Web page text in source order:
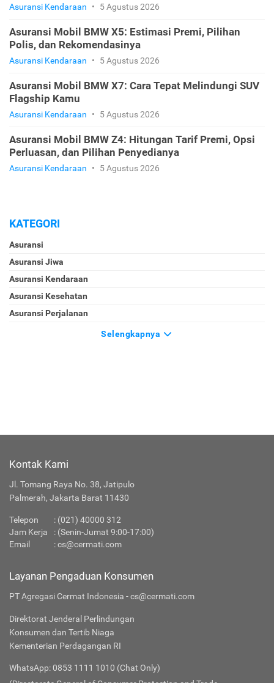
Asuransi Kendaraan • 5 Agustus 2026
Asuransi Mobil BMW X5: Estimasi Premi, Pilihan
Polis, dan Rekomendasinya
Asuransi Kendaraan • 5 Agustus 2026
Asuransi Mobil BMW X7: Cara Tepat Melindungi SUV
Flagship Kamu
Asuransi Kendaraan • 5 Agustus 2026
Asuransi Mobil BMW Z4: Hitungan Tarif Premi, Opsi
Perluasan, dan Pilihan Penyedianya
Asuransi Kendaraan • 5 Agustus 2026
KATEGORI
Asuransi
Asuransi Jiwa
Asuransi Kendaraan
Asuransi Kesehatan
Asuransi Perjalanan
Selengkapnya
Kontak Kami
Jl. Tomang Raya No. 38, Jatipulo
Palmerah, Jakarta Barat 11430
Telepon : (021) 40000 312
Jam Kerja
: (Senin-Jumat 9:00-17:00)
Email
:cs@cermati.com
Layanan Pengaduan Konsumen
PT Agregasi Cermat Indonesia - cs@cermati.com
Direktorat Jenderal Perlindungan
Konsumen dan Tertib Niaga
Kementerian Perdagangan RI
WhatsApp: 0853 1111 1010 (Chat Only)